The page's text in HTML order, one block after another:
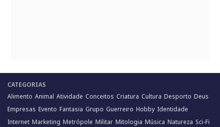
CATEGORIAS
Alimento Animal Atividade Conceitos Criatura Cultura Desporto Deus
Empresas Evento Fantasia Grupo Guerreiro Hobby Identidade
Internet Marketing Metrópole Militar Mitologia Música Natureza Sci-Fi